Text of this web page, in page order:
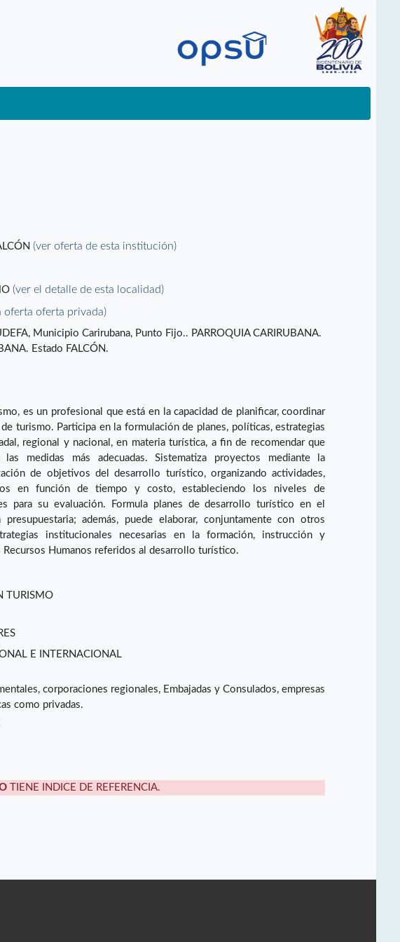
(ver oferta de esta institución)
(ver el detalle de esta localidad)
oferta oferta privada)
Municipio Carirubana, Punto Fijo.. PARROQUIA CARIRUBANA.
Estado FALCÓN.
es un profesional que está en la capacidad de planificar, coordinar
turismo. Participa en la formulación de planes, políticas, estrategias
regional y nacional, en materia turística, a fin de recomendar que
las medidas más adecuadas. Sistematiza proyectos mediante la
de objetivos del desarrollo turístico, organizando actividades,
en función de tiempo y costo, estableciendo los niveles de
para su evaluación. Formula planes de desarrollo turístico en el
además, puede elaborar, conjuntamente con otros
institucionales necesarias en la formación, instrucción y
Humanos referidos al desarrollo turístico.
TURISMO
E INTERNACIONAL
corporaciones regionales, Embajadas y Consulados, empresas
como privadas.
TIENE INDICE DE REFERENCIA.